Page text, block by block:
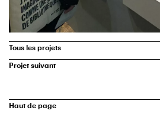
Tous les projets
Projet suivant
Haut de page